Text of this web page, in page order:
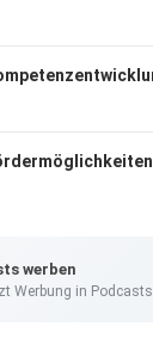
werben
Werbung in Podcasts.